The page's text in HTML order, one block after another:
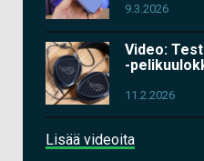
9.3.2026
Video:
-
11.2.2026
Lisää videoita